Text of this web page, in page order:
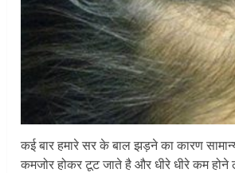
कई बार हमारे सर के बाल झड़ने का कारण
कमजोर होकर टूट जाते है और धीरे धीरे कम